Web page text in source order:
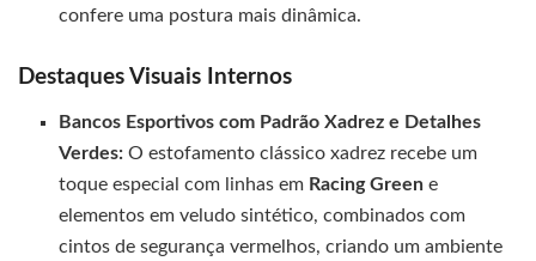
confere uma postura mais dinâmica.
Destaques Visuais Internos
Bancos Esportivos com Padrão Xadrez e Detalhes
Verdes: O estofamento clássico xadrez recebe um
toque especial com linhas em Racing Green e
elementos em veludo sintético, combinados com
cintos de segurança vermelhos, criando um ambiente